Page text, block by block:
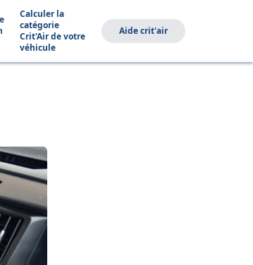
Calculer la
catégorie
Crit'Air de votre
véhicule
Aide crit'air